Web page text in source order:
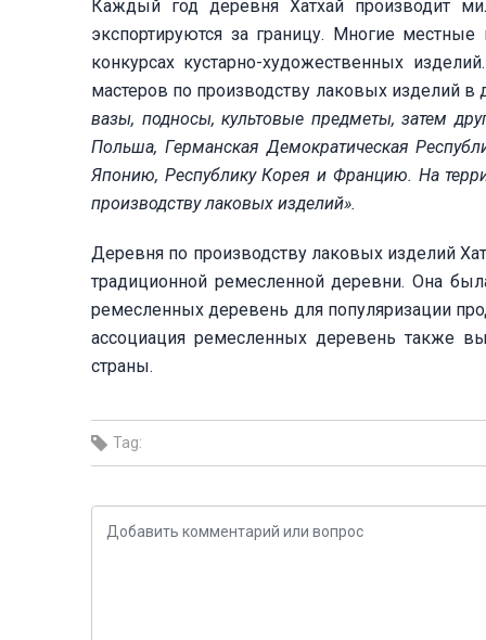
Каждый год деревня Хатхай производит
экспортируются за границу. Многие
конкурсах кустарно-художественных
мастеров по производству лаковых изделий в
вазы, подносы, культовые предметы, затем
Польша, Германская Демократическая
Японию, Республику Корея и Францию. На
производству лаковых изделий».
Деревня по производству лаковых изделий
традиционной ремесленной деревни. Она
ремесленных деревень для популяризации
ассоциация ремесленных деревень также
страны.
Tag: